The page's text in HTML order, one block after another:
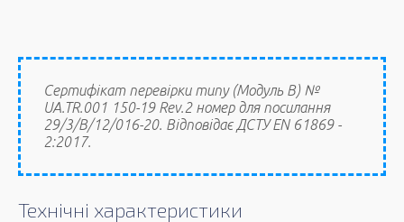
Сертифікат перевірки типу (Модуль В) №
UA.TR.001 150-19 Rev.2 номер для посилання
29/3/В/12/016-20. Відповідає ДСТУ EN 61869 -
2:2017.
Технічні характеристики